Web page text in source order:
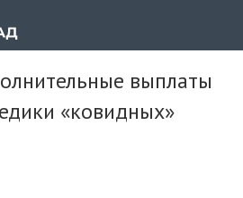
выплаты
«ковидных»